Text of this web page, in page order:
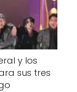
y los
sus tres